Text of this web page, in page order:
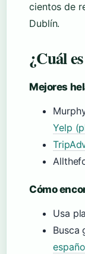
cientos de
Dublín.
¿Cuál
Mejores
Yelp
Cómo
Usa
Busca